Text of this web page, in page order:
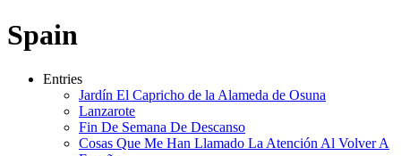
Spain
Entries
Jardín El Capricho de la Alameda de Osuna
Lanzarote
Fin De Semana De Descanso
Cosas Que Me Han Llamado La Atención Al Volver A